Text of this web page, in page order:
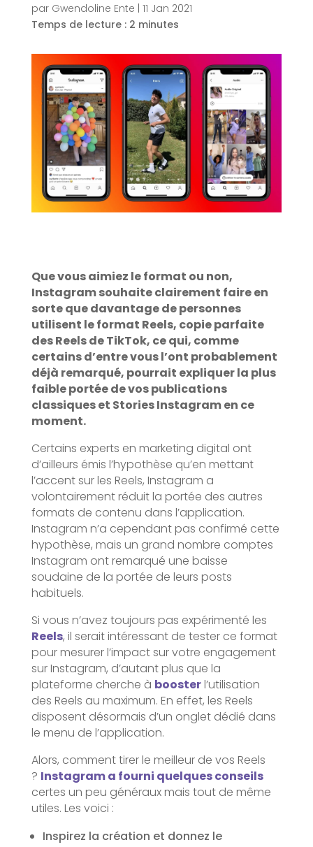
par Gwendoline Ente 11 Jan 2021
Temps de lecture : 2 minutes
Que vous aimiez le format ou non,
Instagram souhaite clairement faire en
sorte que davantage de personnes
utilisent le format Reels, copie parfaite
des Reels de TikTok, ce qui, comme
certains d’entre vous l’ont probablement
déjà remarqué, pourrait expliquer la plus
faible portée de vos publications
classiques et Stories Instagram en ce
moment.
Certains experts en marketing digital ont
d’ailleurs émis l’hypothèse qu’en mettant
l’accent sur les Reels, Instagram a
volontairement réduit la portée des autres
formats de contenu dans l’application.
Instagram n’a cependant pas confirmé cette
hypothèse, mais un grand nombre comptes
Instagram ont remarqué une baisse
soudaine de la portée de leurs posts
habituels.
Si vous n’avez toujours pas expérimenté les
Reels, il serait intéressant de tester ce format
pour mesurer l’impact sur votre engagement
sur Instagram, d’autant plus que la
plateforme cherche à boosterl’utilisation
des Reels au maximum. En effet, les Reels
disposent désormais d’un onglet dédié dans
le menu de l’application.
Alors, comment tirer le meilleur de vos Reels
? Instagram a fourni quelques conseils
certes un peu généraux mais tout de même
utiles. Les voici :
Inspirez la création et donnez le